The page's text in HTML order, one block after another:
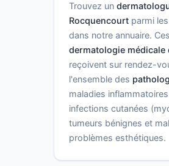
Trouvez un
Rocquencourt parmi
dans notre annuaire.
dermatologie
reçoivent sur rendez-
l'ensemble des
maladies
infections cutanées
tumeurs bénignes et
problèmes esthétiques.